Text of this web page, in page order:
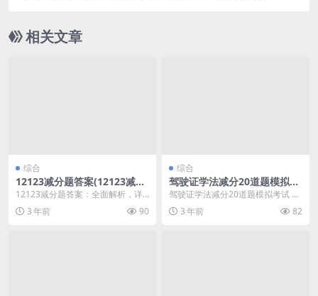
相关文章
综合
12123减分题答案(12123减分
考试题)
12123减分题答案：全面解析，详
细介绍 在这篇文章中，我们将详细
介绍12123...
3 年前 90
综合
驾驶证学法减分20道题模拟考
试(驾驶证学法减分20道题模
拟考试多选题b证)
驾驶证学法减分20道题模拟考试 在
取得驾驶证后，驾驶员需要不断提
高自己的交通法规...
3 年前 82